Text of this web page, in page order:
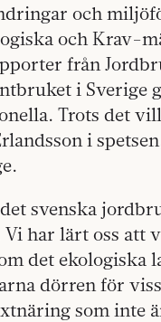
och
och
från
i Sverige
Trots det
i
svenska
har lärt oss att
det ekologiska
dörren för
som inte